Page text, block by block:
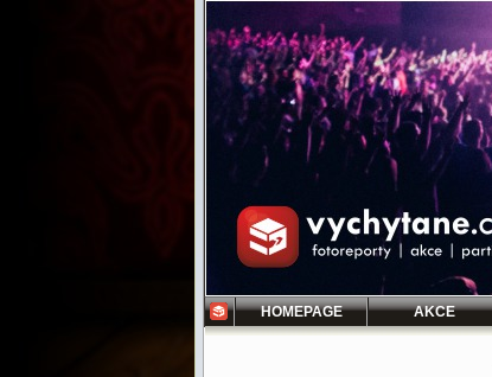
HOMEPAGE AKCE